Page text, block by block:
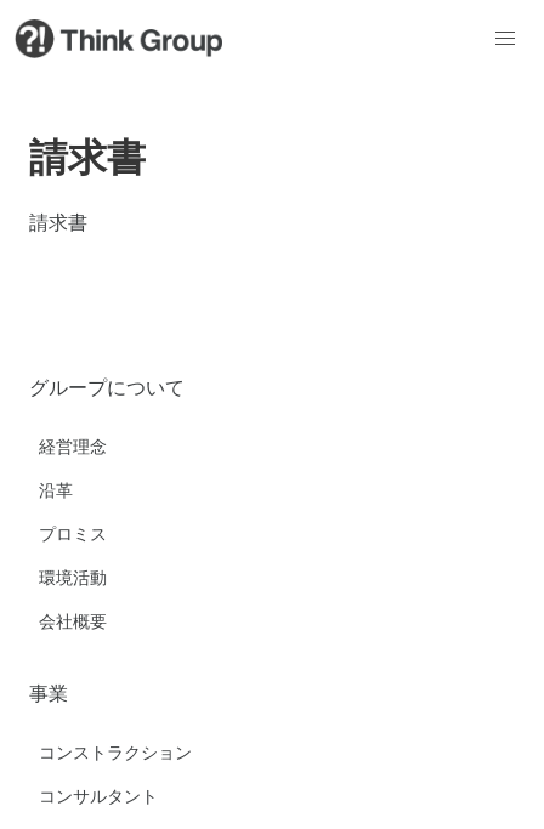
請求書
請求書
グループについて
経営理念
沿革
プロミス
環境活動
会社概要
事業
コンストラクション
コンサルタント